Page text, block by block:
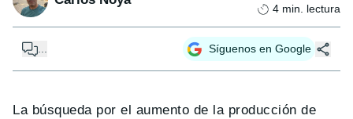
4 min. lectura
... Síguenos en Google
La búsqueda por el aumento de la producción de